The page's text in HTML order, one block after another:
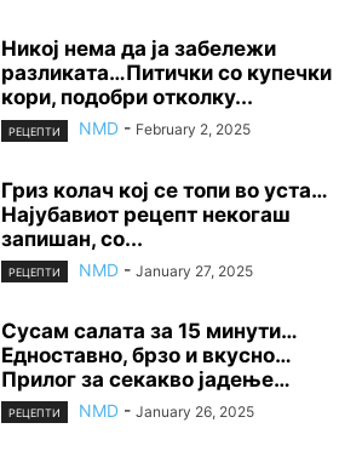
Никој нема да ја забележи
разликата…Питички со купечки
кори, подобри отколку...
РЕЦЕПТИ NMD - February 2, 2025
Гриз колач кој се топи во уста…
Најубавиот рецепт некогаш
запишан, со...
РЕЦЕПТИ NMD - January 27, 2025
Сусам салата за 15 минути…
Едноставно, брзо и вкусно…
Прилог за секакво јадење…
РЕЦЕПТИ NMD - January 26, 2025